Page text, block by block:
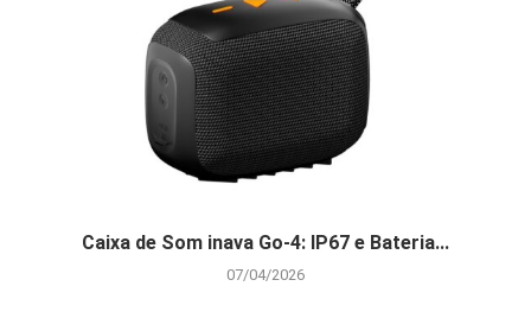
Caixa de Som inava Go-4: IP67 e Bateria...
07/04/2026